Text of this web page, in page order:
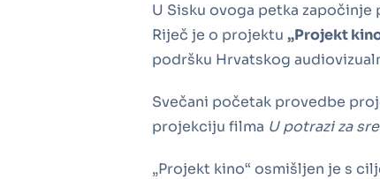
U Sisku ovoga petka
Riječ je o projektu „Projekt
podršku Hrvatskog
Svečani početak provedbe
projekciju filma U potrazi za
„Projekt kino“ osmišljen je s